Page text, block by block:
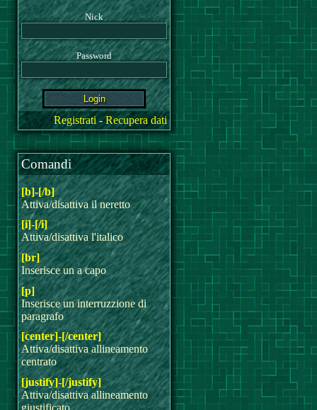
Nick
Password
Registrati-Recupera dati
Comandi
[b]-[/b]
Attiva/disattiva il neretto
[i]-[/i]
Attiva/disattiva l'italico
[br]
Inserisce un a capo
[p]
Inserisce un interruzzione di
paragrafo
[center]-[/center]
Attiva/disattiva allineamento
centrato
[justify]-[/justify]
Attiva/disattiva allineamento
giustificato